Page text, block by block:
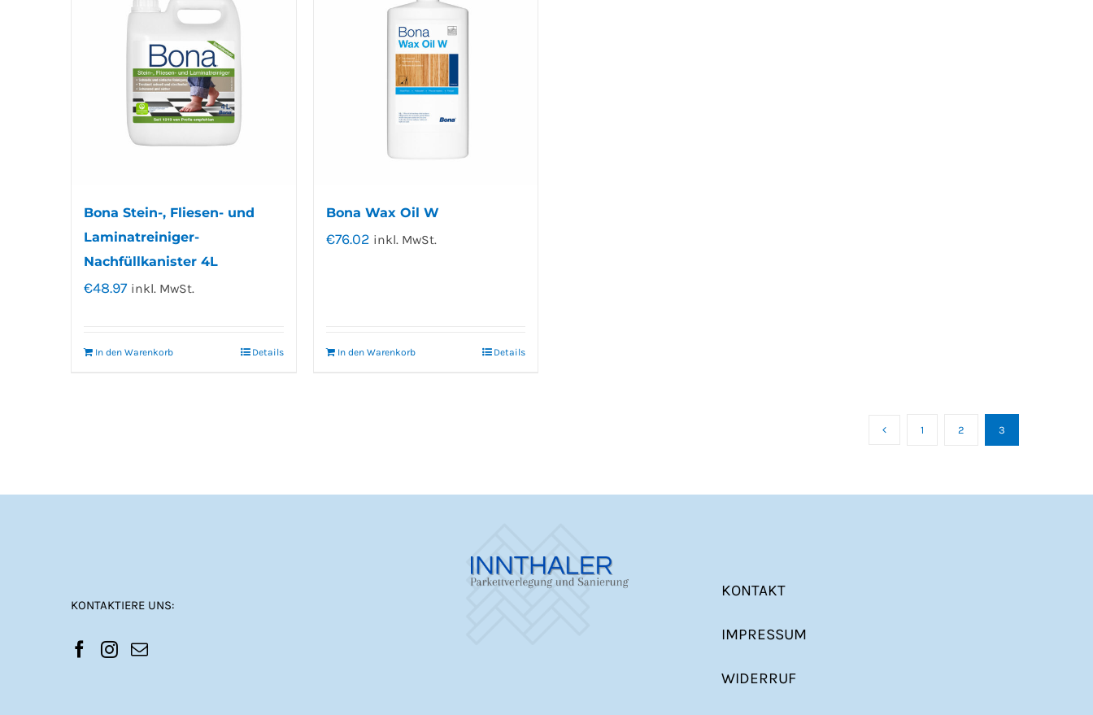
Bona Stein-, Fliesen- und
Laminatreiniger-
Nachfüllkanister 4L
€48.97 inkl. MwSt.
In den Warenkorb Details
Bona Wax Oil W
€76.02 inkl. MwSt.
In den Warenkorb Details
1 2 3
KONTAKTIERE UNS:
KONTAKT
IMPRESSUM
WIDERRUF